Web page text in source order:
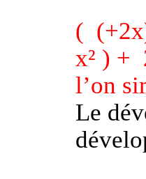
(
x² ) +
l’on
Le